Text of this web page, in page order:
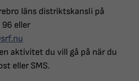
läns distriktskansli på
eller
aktivitet du vill gå på när du
eller SMS.